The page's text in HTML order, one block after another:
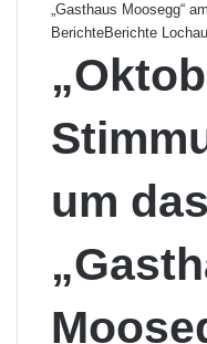
„Gasthaus Moosegg“
BerichteBerichte Lochau
um das